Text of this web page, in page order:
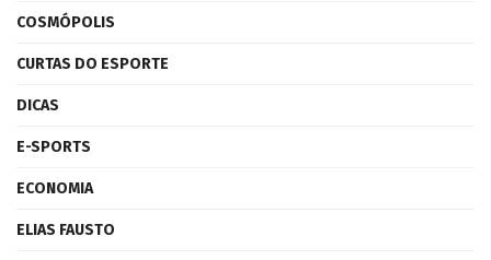
COSMÓPOLIS
CURTAS DO ESPORTE
DICAS
E-SPORTS
ECONOMIA
ELIAS FAUSTO